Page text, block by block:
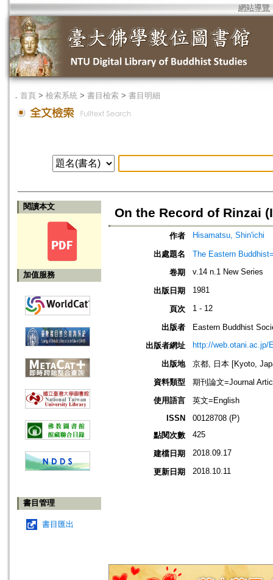
網站導覽
． 首頁 > 檢索系統 > 書目檢索 > 書目明細
閱讀本文
加值服務
書目管理
書目匯出
On the Record of Rinzai
作者 Hisamatsu, Shin'ichi
出處題名
The Eastern
卷期
v.14 n.1 New Series
出版日期 1981
頁次 1 - 12
出版者
Eastern Buddhist
出版者網址
http://web.otani.ac.jp/
出版地
京都, 日本 [Kyoto,
資料類型
期刊論文=Journal
使用語言
英文=English
ISSN
00128708 (P)
點閱次數
425
建檔日期 2018.09.17
更新日期 2018.10.11